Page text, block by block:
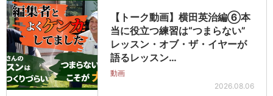
【トーク動画】横田英治編⑥本
当に役立つ練習は“つまらない”
レッスン・オブ・ザ・イヤーが
語るレッスン…
動画
2026.08.06